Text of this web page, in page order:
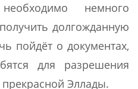
немного
долгожданную
пойдёт о документах,
для разрешения
Эллады.